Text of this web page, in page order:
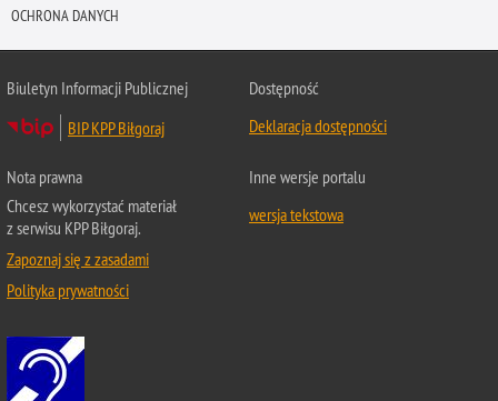
OCHRONA DANYCH
Biuletyn Informacji Publicznej
BIP KPP Biłgoraj
Dostępność
Deklaracja dostępności
Nota prawna
Chcesz wykorzystać materiał
z serwisu KPP Biłgoraj.
Zapoznaj się z zasadami
Polityka prywatności
Inne wersje portalu
wersja tekstowa